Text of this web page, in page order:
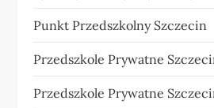
Punkt Przedszkolny Szczecin
Przedszkole Prywatne
Przedszkole Prywatne